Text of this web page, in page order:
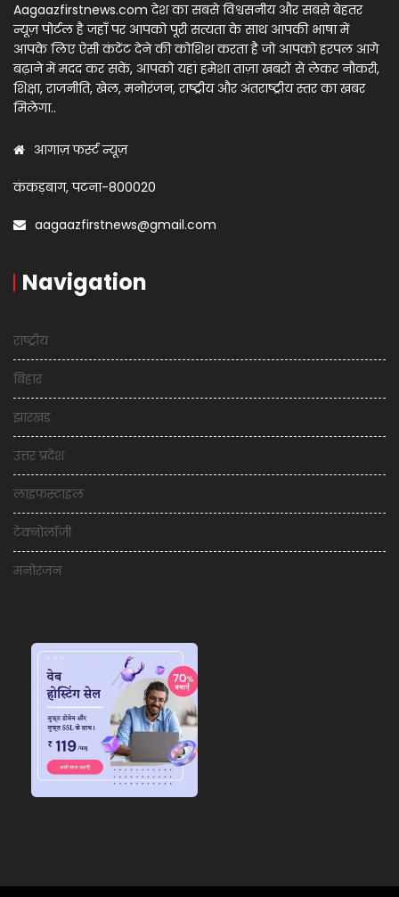
Aagaazfirstnews.com देश का सबसे विश्वसनीय और सबसे बेहतर
न्यूज़ पोर्टल है जहाँ पर आपको पूरी सत्यता के साथ आपकी भाषा में
आपके लिए ऐसी कंटेंट देने की कोशिश करता है जो आपको हरपल आगे
बढ़ाने में मदद कर सकें, आपको यहां हमेशा ताज़ा खबरों से लेकर नौकरी,
शिक्षा, राजनीति, खेल, मनोरंजन, राष्ट्रीय और अंतराष्ट्रीय स्तर का खबर
मिलेगा..
आगाज़ फर्स्ट न्यूज़
कंकड़बाग, पटना-800020
aagaazfirstnews@gmail.com
Navigation
राष्ट्रीय
बिहार
झारखंड
उत्तर प्रदेश
लाइफस्टाइल
टेक्नोलॉजी
मनोरंजन